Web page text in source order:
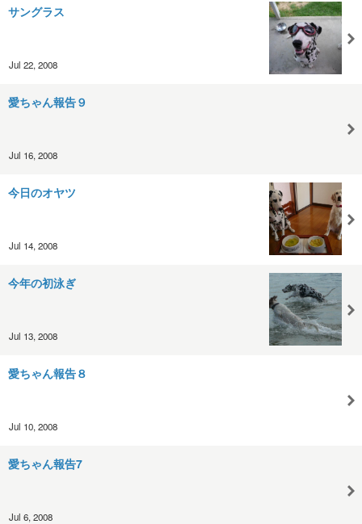
サングラス
Jul 22, 2008
愛ちゃん報告９
Jul 16, 2008
今日のオヤツ
Jul 14, 2008
今年の初泳ぎ
Jul 13, 2008
愛ちゃん報告８
Jul 10, 2008
愛ちゃん報告7
Jul 6, 2008